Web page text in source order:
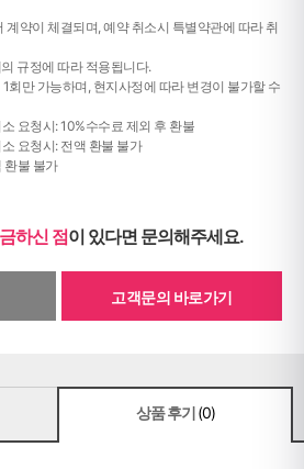
계약이 체결되며, 예약 취소시 특별약관에 따라 취
규정에 따라 적용됩니다.
회만 가능하며, 현지사정에 따라 변경이 불가할 수
요청시: 10%수수료 제외 후 환불
요청시: 전액 환불 불가
환불 불가
하신 점이 있다면 문의해주세요.
고객문의 바로가기
상품 후기(0)